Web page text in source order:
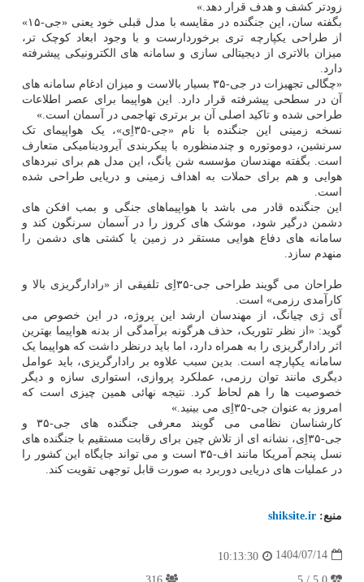
زودتر کشف و هدف قرار دهد.»
بگفته سان، این جنگنده در مقایسه با مدل قبلی خود یعنی «جی-۱۵»
از طراحی یکپارچه تری برخوردارست و با وجود ابعاد کوچک تر،
میزان بالاتری از دیجیتالی سازی و سامانه های الکترونیکی پیشرفته
دارد.
«چگالی تجهیزات در جی-۳۵ بسیار بالاست و میزان ادغام سامانه های
آن در سطحی پیشرفته قرار دارد. این هواپیما برای عصر اطلاعات
طراحی شده و تاکید اصلی آن بر برتری تهاجمی در آسمان است.»
نسخه زمینی این جنگنده با نام «جی-۳۵اِی»، یک هواپیمای تک
سرنشین، دوموتوره و چندمنظوره با پیکربندی آیرودینامیکی متعارف
است. بگفته مهندسان مؤسسه شن یانگ، این مدل هم برای نبردهای
هوایی و هم برای حملات به اهداف زمینی و دریایی طراحی شده
است.
این جنگنده قادر می باشد با هواپیماهای جنگی و بمب افکن های
دشمن درگیر شود، موشک های کروز را در آسمان سرنگون کند و
سامانه های دفاع هوایی مستقر در زمین یا کشتی های دشمن را
منهدم سازد.
طراحان می گویند طراحی جی-۳۵اِی تلفیقی از «رادارگریزی بالا و
کارآمدی رزمی» است.
آی ژی چیانگ، از مهندسان ارشد این پروژه، در این خصوص می
گوید: «از نظر تئوریک، حذف هرگونه برآمدگی از بدنه هواپیما بهترین
اثر رادارگریزی را به همراه دارد، اما باید درنظر داشت که هواپیما یک
سامانه یکپارچه است. بدین سبب علاوه بر رادارگریزی، باید عوامل
دیگری مانند توان رزمی، عملکرد پروازی، استواری سازه و دیگر
خصوصیت ها را هم لحاظ کرد. نتیجه نهائی همین چیزی است که
امروز به عنوان جی-۳۵اِی می بینید.»
کارشناسان نظامی می گویند معرفی جنگنده های جی-۳۵ و
جی-۳۵اِی، نشانه ای از تلاش چین برای رقابت مستقیم با جنگنده های
نسل پنجم آمریکا مانند اف-۳۵ است و می تواند جایگاه این کشور را
در عملیات های دریایی دوربرد به صورت قابل توجهی تقویت کند.
منبع: shiksite.ir
1404/07/14
10:13:30